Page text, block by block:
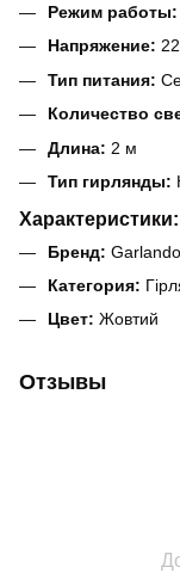
Режим работы:
Напряжение:
Тип питания:
Количество
Длина: 2 м
Тип гирлянды:
Характеристики:
Бренд: Garlando
Категория:
Цвет: Жовтий
Отзывы